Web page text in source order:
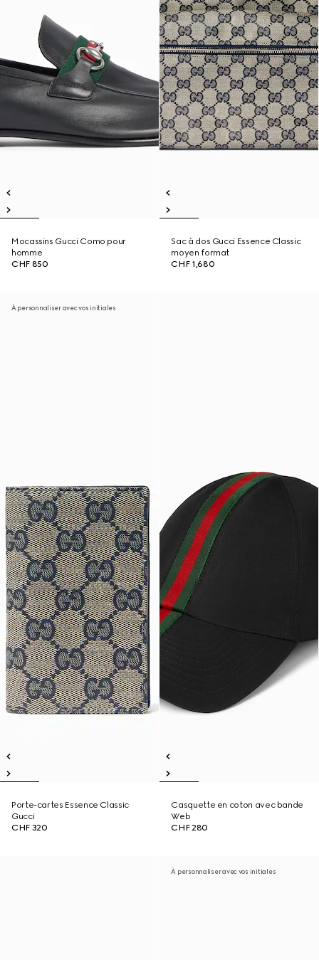
Mocassins Gucci Como pour
homme
CHF 850
Sac à dos Gucci Essence Classic
moyen format
CHF 1,680
À personnaliser avec vos initiales
Porte-cartes Essence Classic
Gucci
CHF 320
Casquette en coton avec bande
Web
CHF 280
À personnaliser avec vos initiales